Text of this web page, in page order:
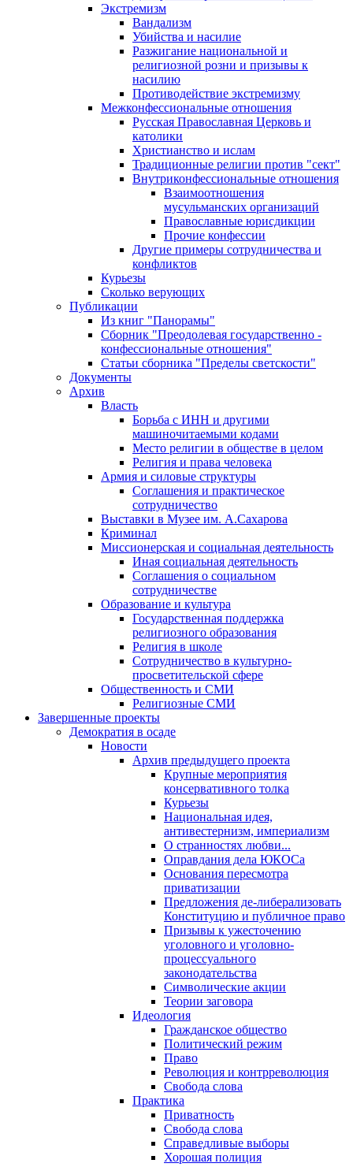
Экстремизм
Вандализм
Убийства и насилие
Разжигание национальной и
религиозной розни и призывы к
насилию
Противодействие экстремизму
Межконфессиональные отношения
Русская Православная Церковь и
католики
Христианство и ислам
Традиционные религии против "сект"
Внутриконфессиональные отношения
Взаимоотношения
мусульманских организаций
Православные юрисдикции
Прочие конфессии
Другие примеры сотрудничества и
конфликтов
Курьезы
Сколько верующих
Публикации
Из книг "Панорамы"
Сборник "Преодолевая государственно -
конфессиональные отношения"
Статьи сборника "Пределы светскости"
Документы
Архив
Власть
Борьба с ИНН и другими
машиночитаемыми кодами
Место религии в обществе в целом
Религия и права человека
Армия и силовые структуры
Соглашения и практическое
сотрудничество
Выставки в Музее им. А.Сахарова
Криминал
Миссионерская и социальная деятельность
Иная социальная деятельность
Соглашения о социальном
сотрудничестве
Образование и культура
Государственная поддержка
религиозного образования
Религия в школе
Сотрудничество в культурно-
просветительской сфере
Общественность и СМИ
Религиозные СМИ
Завершенные проекты
Демократия в осаде
Новости
Архив предыдущего проекта
Крупные мероприятия
консервативного толка
Курьезы
Национальная идея,
антивестернизм, империализм
О странностях любви...
Оправдания дела ЮКОСа
Основания пересмотра
приватизации
Предложения де-либерализовать
Конституцию и публичное право
Призывы к ужесточению
уголовного и уголовно-
процессуального
законодательства
Символические акции
Теории заговора
Идеология
Гражданское общество
Политический режим
Право
Революция и контрреволюция
Свобода слова
Практика
Приватность
Свобода слова
Справедливые выборы
Хорошая полиция